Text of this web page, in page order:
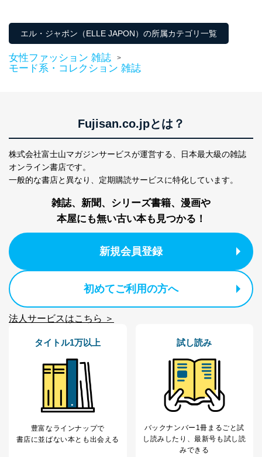
エル・ジャポン（ELLE JAPON）の所属カテゴリ一覧
女性ファッション 雑誌 >
モード系・コレクション 雑誌
Fujisan.co.jpとは？
株式会社富士山マガジンサービスが運営する、
日本最大級の雑誌
オンライン書店です。
一般的な書店と異なり、 定期購読サービスに特化しています。
雑誌、新聞、シリーズ書籍、漫画や
本屋にも無い古い本も見つかる！
新規会員登録
初めてご利用の方へ
法人サービスはこちら ＞
タイトル1万以上
豊富なラインナップで
書店に並ばない本とも出会える
試し読み
バックナンバー1冊まるごと試
し読み したり、最新号も試し読
みできる